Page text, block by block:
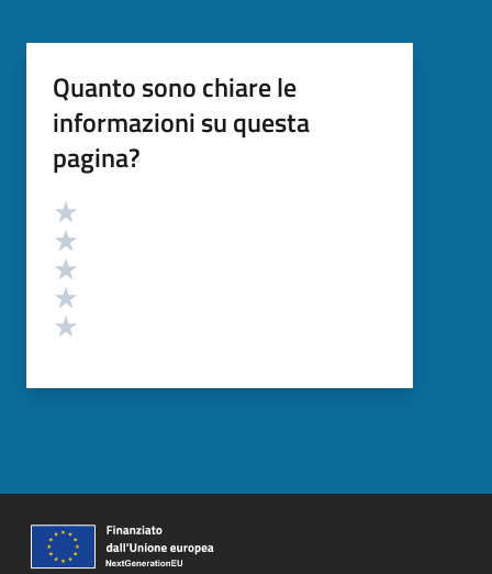
Quanto sono chiare le
informazioni su questa
pagina?
Valutazione